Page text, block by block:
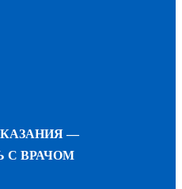
—
С ВРАЧОМ